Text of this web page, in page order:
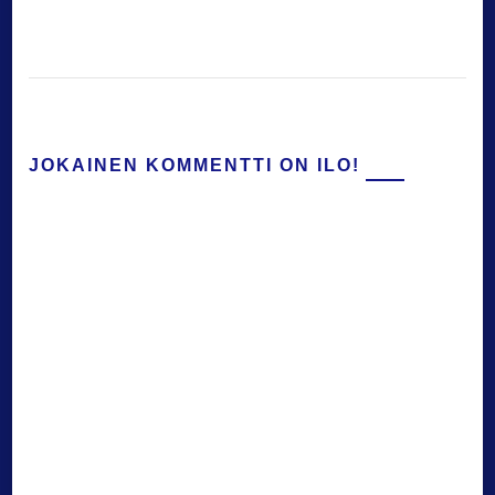
JOKAINEN KOMMENTTI ON ILO!